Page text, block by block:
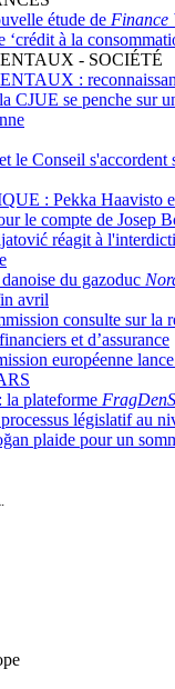
étude de Finance
‘crédit à la
- SOCIÉTÉ
:
CJUE se penche sur
le Conseil s'accordent
: Pekka Haavisto
le compte de Josep
réagit à
du gazoduc
avril
consulte sur la
et d’assurance
européenne
la plateforme
législatif au
plaide pour un